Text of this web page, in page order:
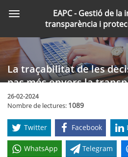
principal
Toggle
navigation
EAPC - Gestió de la
transparència i
La traçabilitat de les
pas més envers la
26-02-2024
Nombre de lectures: 1089
Twitter Facebook
WhatsApp Telegram